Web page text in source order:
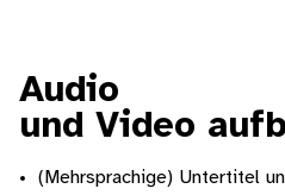
Audio
und Video
(Mehrsprachige) Untertitel